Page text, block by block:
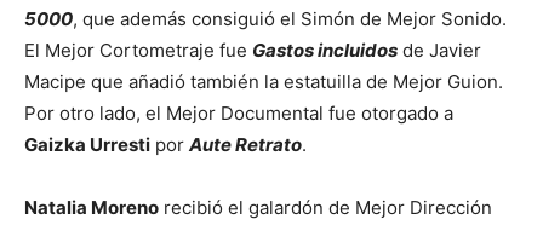
5000, que además consiguió el Simón de Mejor Sonido.
El Mejor Cortometraje fue Gastos incluidos de Javier
Macipe que añadió también la estatuilla de Mejor Guion.
Por otro lado, el Mejor Documental fue otorgado a
Gaizka Urresti por Aute Retrato.
Natalia Moreno recibió el galardón de Mejor Dirección